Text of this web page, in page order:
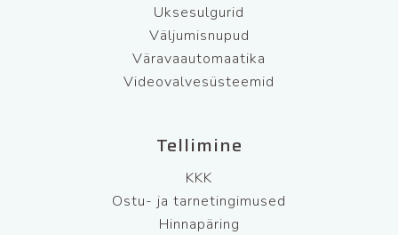
Uksesulgurid
Väljumisnupud
Väravaautomaatika
Videovalvesüsteemid
Tellimine
KKK
Ostu- ja tarnetingimused
Hinnapäring